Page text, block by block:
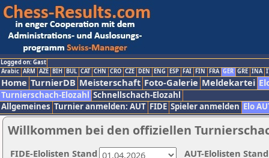
Logged on: Gast
Arabic ARM AZE BIH BUL CAT CHN CRO CZE DEN ENG ESP FAI FIN FRA GER GRE INA
Home TurnierDB Meisterschaft Foto-Galerie Meldekartei
Turnierschach-Elozahl Schnellschach-Elozahl
Allgemeines Turnier anmelden: AUT FIDE Spieler anmelden Elo
Willkommen bei den offiziellen
AUT-Elolisten
FIDE-Elolisten Stand